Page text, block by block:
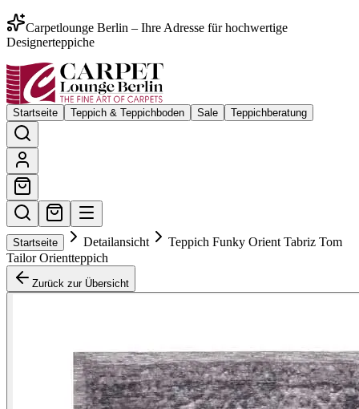
Carpetlounge Berlin – Ihre Adresse für hochwertige
Designerteppiche
Startseite Teppich & Teppichboden Sale Teppichberatung
Startseite Detailansicht
Teppich Funky Orient Tabriz Tom
Tailor Orientteppich
Zurück zur Übersicht